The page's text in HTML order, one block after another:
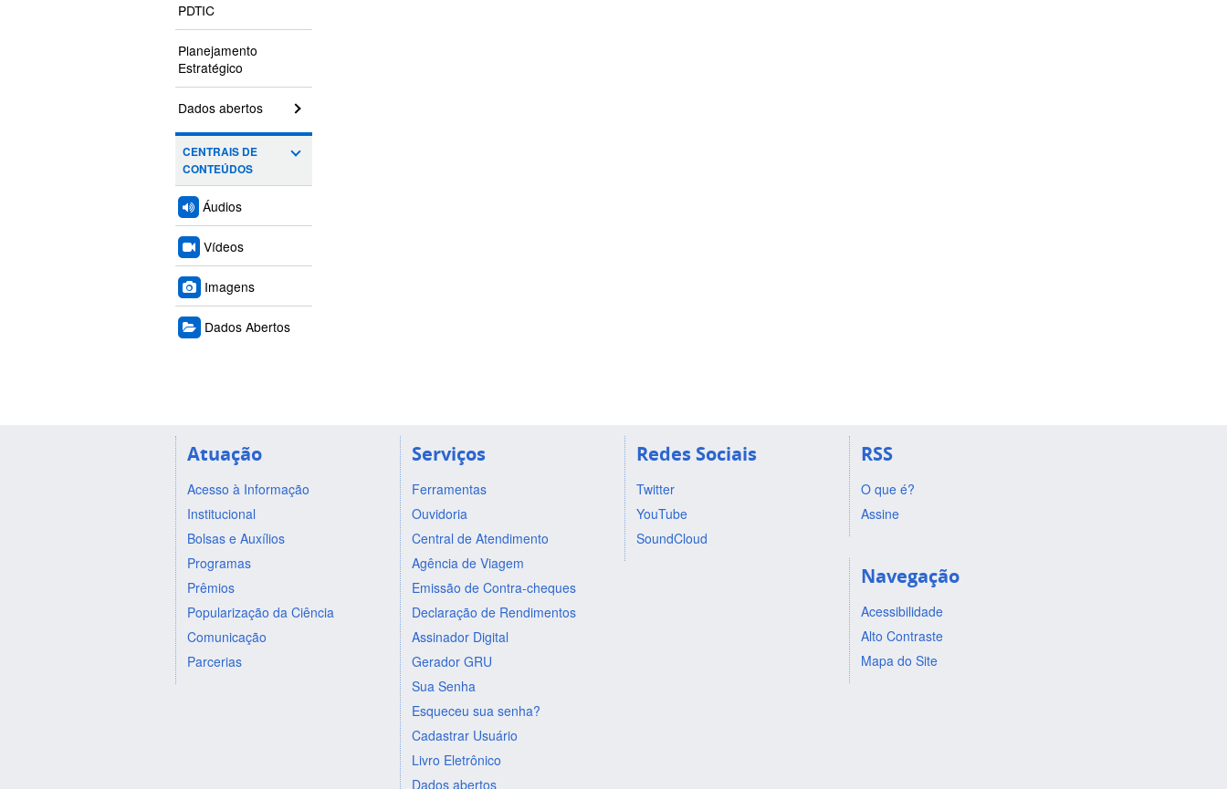
PDTIC
Planejamento
Estratégico
Dados abertos
CENTRAIS DE
CONTEÚDOS
Áudios
Vídeos
Imagens
Dados Abertos
Atuação
Acesso à Informação
Institucional
Bolsas e Auxílios
Programas
Prêmios
Popularização da Ciência
Comunicação
Parcerias
Serviços
Ferramentas
Ouvidoria
Central de Atendimento
Agência de Viagem
Emissão de Contra-cheques
Declaração de Rendimentos
Assinador Digital
Gerador GRU
Sua Senha
Esqueceu sua senha?
Cadastrar Usuário
Livro Eletrônico
Dados abertos
Redes Sociais
Twitter
YouTube
SoundCloud
RSS
O que é?
Assine
Navegação
Acessibilidade
Alto Contraste
Mapa do Site